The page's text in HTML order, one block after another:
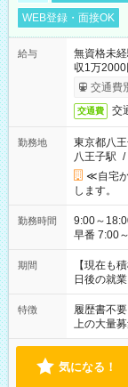
WEB登録・面接OK
給与
無資格未
収1万
交通費
交通費 交
勤務地
東京都八
八王子駅 /
≪自宅
します。
勤務時間
9:00～18:00（休憩60分）
早番 7:00～16:00
い」 「余
たくない」
の方へ 今
の勤務時
期間
【現在も
日後の就
特徴 履歴書不要
上の大量
気になる！